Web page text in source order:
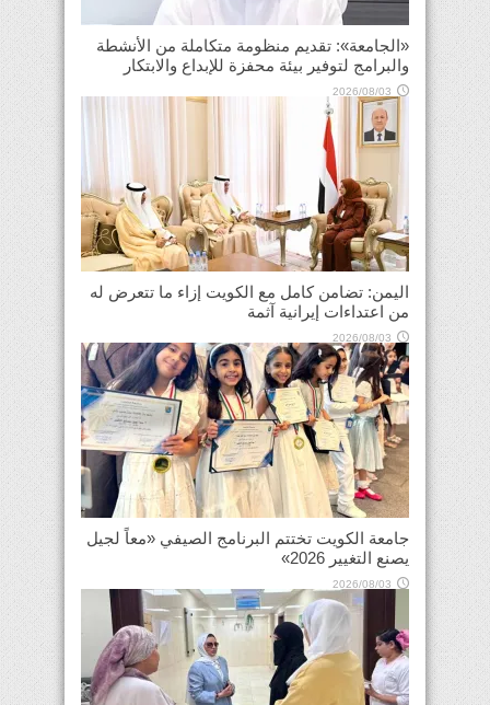
«الجامعة»: تقديم منظومة متكاملة من الأنشطة
والبرامج لتوفير بيئة محفزة للإبداع والابتكار
2026/08/03
اليمن: تضامن كامل مع الكويت إزاء ما تتعرض له
من اعتداءات إيرانية آثمة
2026/08/03
جامعة الكويت تختتم البرنامج الصيفي «معاً لجيل
يصنع التغيير 2026»
2026/08/03